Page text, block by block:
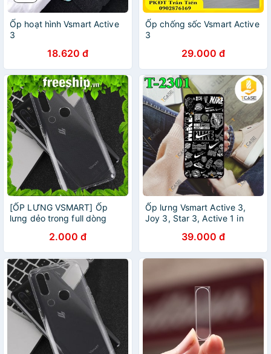
Ốp hoạt hình Vsmart Active
3
18.620 đ
Ốp chống sốc Vsmart Active
3
29.000 đ
[ỐP LƯNG VSMART] Ốp
lưng dẻo trong full dòng
Live/ Joy 2+/ Active 1/
Active 1+/ Joy 1/ Joy 1+
2.000 đ
Ốp lưng Vsmart Active 3,
Joy 3, Star 3, Active 1 in
39.000 đ